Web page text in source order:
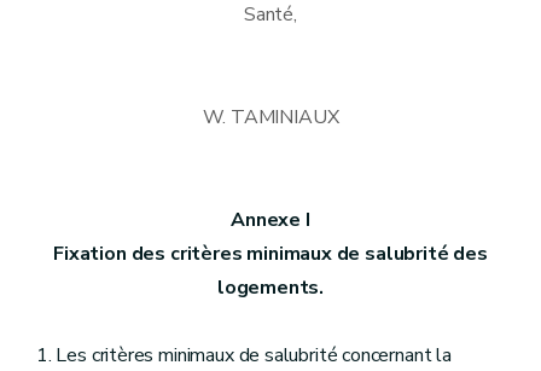
Santé,
W. TAMINIAUX
Annexe I
Fixation des critères minimaux de salubrité des
logements.
1. Les critères minimaux de salubrité concernant la